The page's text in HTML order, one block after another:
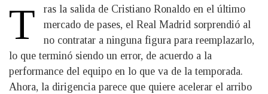
T
ras la salida de Cristiano Ronaldo en el último
mercado de pases, el Real Madrid sorprendió al
no contratar a ninguna figura para reemplazarlo,
lo que terminó siendo un error, de acuerdo a la
performance del equipo en lo que va de la temporada.
Ahora, la dirigencia parece que quiere acelerar el arribo